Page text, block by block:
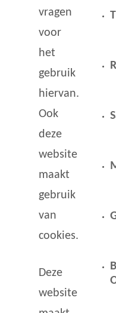
vragen
voor
het
gebruik
hiervan.
Ook
deze
website
maakt
gebruik
van
cookies.
Deze
website